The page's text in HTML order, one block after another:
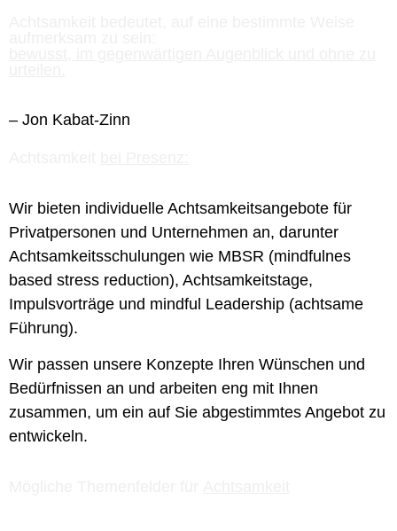
– Jon Kabat-Zinn
Wir bieten individuelle Achtsamkeitsangebote für
Privatpersonen und Unternehmen an, darunter
Achtsamkeitsschulungen wie MBSR (mindfulnes
based stress reduction), Achtsamkeitstage,
Impulsvorträge und mindful Leadership (achtsame
Führung).
Wir passen unsere Konzepte Ihren Wünschen und
Bedürfnissen an und arbeiten eng mit Ihnen
zusammen, um ein auf Sie abgestimmtes Angebot zu
entwickeln.